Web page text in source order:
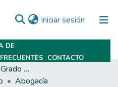
Iniciar sesión (current)
DE
CONTACTO
Trabajos Finales De Grado Y Posgrado
Abogacía